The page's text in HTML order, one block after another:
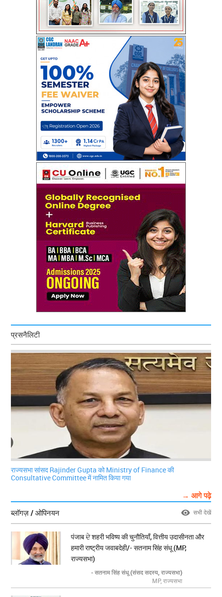
प्रसनैलिटी
राज्यसभा सांसद Rajinder Gupta को Ministry of Finance की
Consultative Committee में नामित किया गया
→ आगे पढ़े
ब्लॉगज़ / ओपिनयन
सभी देखें
पंजाब ਦੇ शहरी भविष्य की चुनौतियाँ, वित्तीय उदासीनता और
हमारी राष्ट्रीय जवाबदेही/- सतनाम सिंह संधू (MP,
राज्यसभा)
- सतनाम सिंह संधू (संसद सदस्य, राज्यसभा)
MP, राज्यसभा